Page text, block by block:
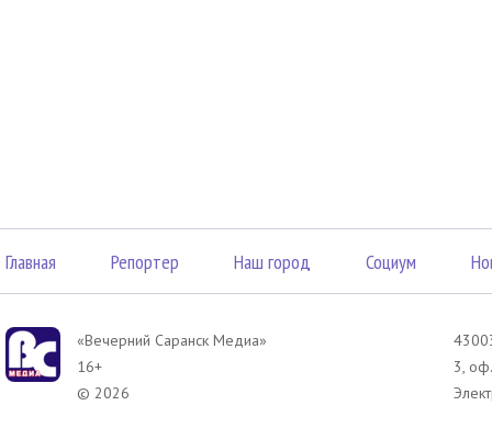
Главная Репортер Наш город Социум
«Вечерний Саранск Mедиа»
16+
© 2026
3,